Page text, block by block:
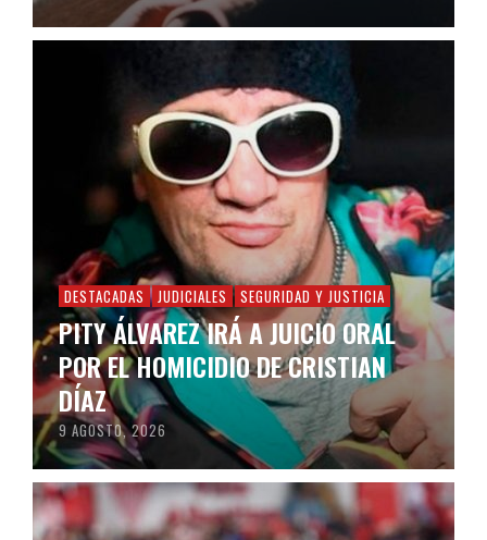
DESTACADAS JUDICIALES SEGURIDAD Y JUSTICIA
PITY ÁLVAREZ IRÁ A JUICIO ORAL
POR EL HOMICIDIO DE CRISTIAN
DÍAZ
9 AGOSTO, 2026